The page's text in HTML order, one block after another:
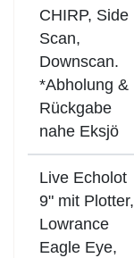
CHIRP, Side
Scan,
Downscan.
*Abholung &
Rückgabe
nahe Eksjö
Live Echolot
9" mit Plotter,
Lowrance
Eagle Eye,